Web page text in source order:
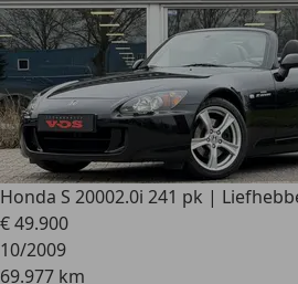
Honda S 20002.0i 241 pk |
€ 49.900
10/2009
69.977 km